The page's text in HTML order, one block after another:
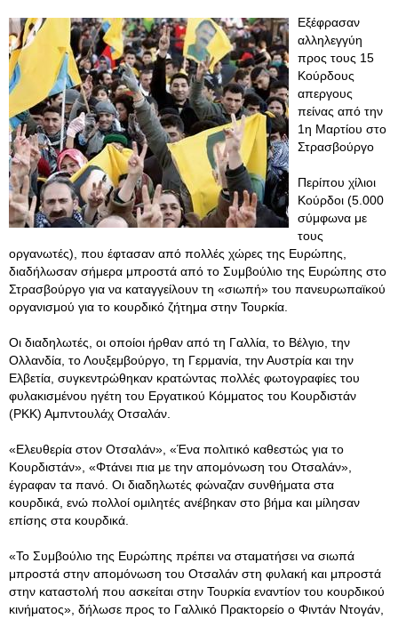
Εξέφρασαν
αλληλεγγύη
προς τους 15
Κούρδους
απεργους
πείνας από την
1η Μαρτίου στο
Στρασβούργο
Περίπου χίλιοι
Κούρδοι (5.000
σύμφωνα με
τους
οργανωτές), που έφτασαν από πολλές χώρες της Ευρώπης,
διαδήλωσαν σήμερα μπροστά από το Συμβούλιο της Ευρώπης στο
Στρασβούργο για να καταγγείλουν τη «σιωπή» του πανευρωπαϊκού
οργανισμού για το κουρδικό ζήτημα στην Τουρκία.
Οι διαδηλωτές, οι οποίοι ήρθαν από τη Γαλλία, το Βέλγιο, την
Ολλανδία, το Λουξεμβούργο, τη Γερμανία, την Αυστρία και την
Ελβετία, συγκεντρώθηκαν κρατώντας πολλές φωτογραφίες του
φυλακισμένου ηγέτη του Εργατικού Κόμματος του Κουρδιστάν
(PKK) Αμπντουλάχ Οτσαλάν.
«Ελευθερία στον Οτσαλάν», «Ένα πολιτικό καθεστώς για το
Κουρδιστάν», «Φτάνει πια με την απομόνωση του Οτσαλάν»,
έγραφαν τα πανό. Οι διαδηλωτές φώναζαν συνθήματα στα
κουρδικά, ενώ πολλοί ομιλητές ανέβηκαν στο βήμα και μίλησαν
επίσης στα κουρδικά.
«Το Συμβούλιο της Ευρώπης πρέπει να σταματήσει να σιωπά
μπροστά στην απομόνωση του Οτσαλάν στη φυλακή και μπροστά
στην καταστολή που ασκείται στην Τουρκία εναντίον του κουρδικού
κινήματος», δήλωσε προς το Γαλλικό Πρακτορείο ο Φιντάν Ντογάν,